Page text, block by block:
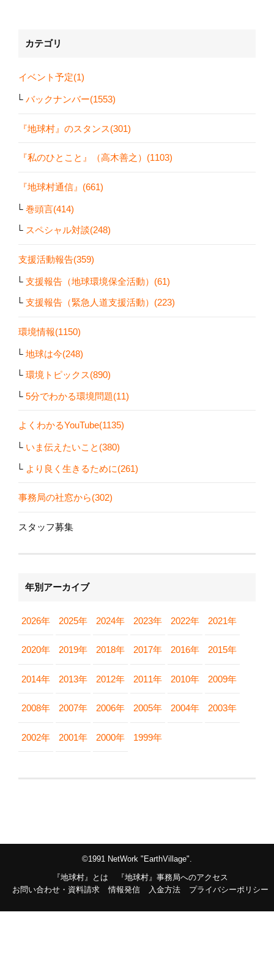
カテゴリ
イベント予定(1)
バックナンバー(1553)
『地球村』のスタンス(301)
『私のひとこと』（高木善之）(1103)
『地球村通信』(661)
巻頭言(414)
スペシャル対談(248)
支援活動報告(359)
支援報告（地球環境保全活動）(61)
支援報告（緊急人道支援活動）(223)
環境情報(1150)
地球は今(248)
環境トピックス(890)
5分でわかる環境問題(11)
よくわかるYouTube(1135)
いま伝えたいこと(380)
より良く生きるために(261)
事務局の社窓から(302)
スタッフ募集
年別アーカイブ
2026年 2025年 2024年 2023年 2022年 2021年
2020年 2019年 2018年 2017年 2016年 2015年
2014年 2013年 2012年 2011年 2010年 2009年
2008年 2007年 2006年 2005年 2004年 2003年
2002年 2001年 2000年 1999年
©1991 NetWork "EarthVillage".
『地球村』とは
『地球村』事務局へのアクセス
お問い合わせ・資料請求
情報発信 入金方法 プライバシーポリシー